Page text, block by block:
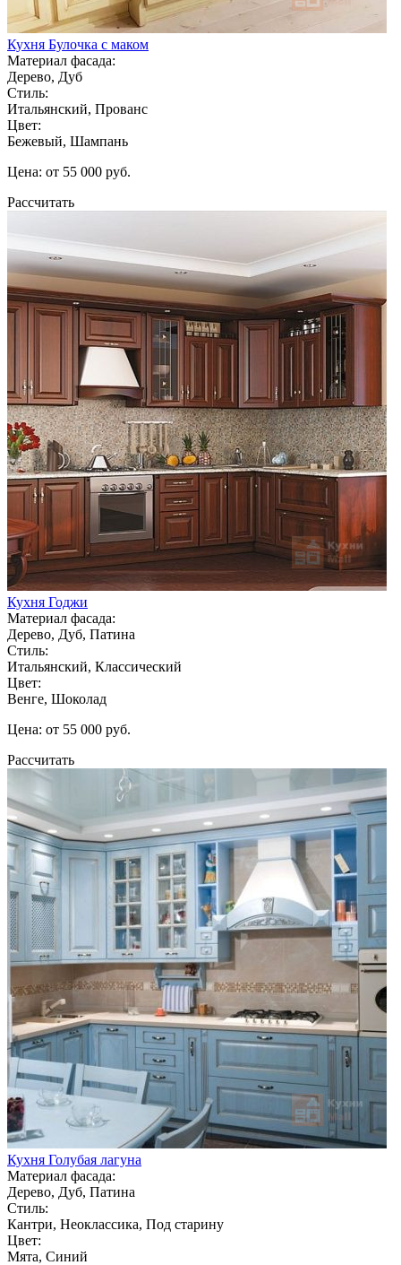
Кухня Булочка с маком
Материал фасада:
Дерево, Дуб
Стиль:
Итальянский, Прованс
Цвет:
Бежевый, Шампань
Цена: от 55 000 руб.
Рассчитать
Кухня Годжи
Материал фасада:
Дерево, Дуб, Патина
Стиль:
Итальянский, Классический
Цвет:
Венге, Шоколад
Цена: от 55 000 руб.
Рассчитать
Кухня Голубая лагуна
Материал фасада:
Дерево, Дуб, Патина
Стиль:
Кантри, Неоклассика, Под старину
Цвет:
Мята, Синий